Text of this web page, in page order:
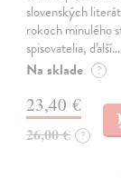
slovenských
rokoch minulého
spisovatelia, ďalší…
Na sklade ?
23,40 €
26,00 € ?